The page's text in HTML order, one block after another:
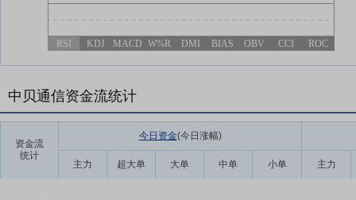
RSI KDJ MACD W%R DMI BIAS OBV CCI ROC
中贝通信资金流统计
资金流
统计
今日资金(今日涨幅)
主力 超大单 大单 中单 小单 主力